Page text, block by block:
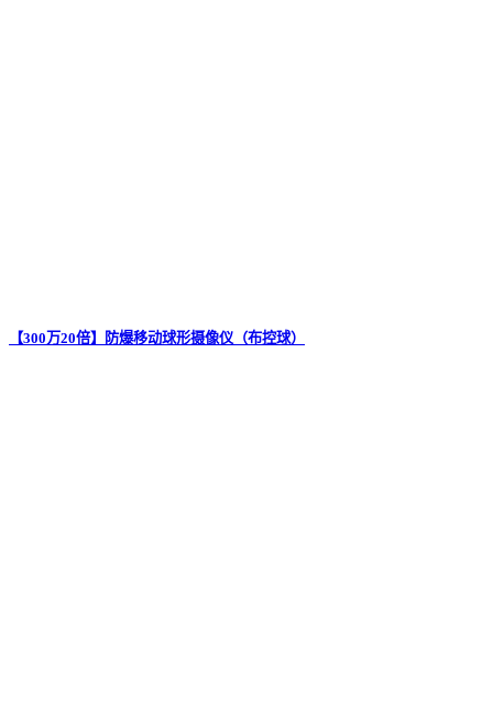
【300万20倍】防爆移动球形摄像仪（布控球）